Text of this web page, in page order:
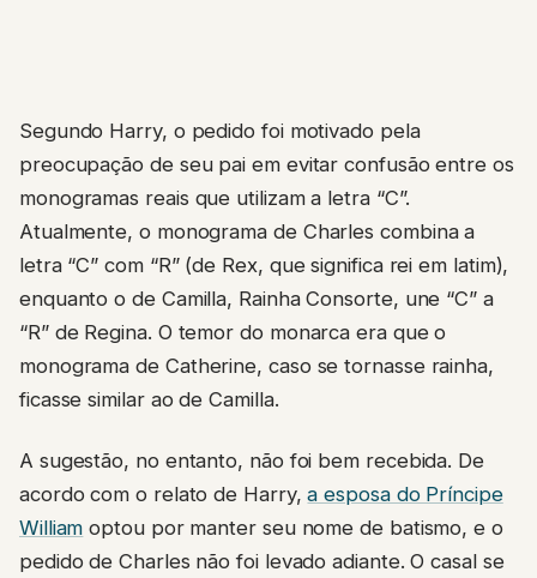
Segundo Harry, o pedido foi motivado pela
preocupação de seu pai em evitar confusão entre os
monogramas reais que utilizam a letra “C”.
Atualmente, o monograma de Charles combina a
letra “C” com “R” (de Rex, que significa rei em latim),
enquanto o de Camilla, Rainha Consorte, une “C” a
“R” de Regina. O temor do monarca era que o
monograma de Catherine, caso se tornasse rainha,
ficasse similar ao de Camilla.
A sugestão, no entanto, não foi bem recebida. De
acordo com o relato de Harry,a esposa do Príncipe
William optou por manter seu nome de batismo, e o
pedido de Charles não foi levado adiante. O casal se